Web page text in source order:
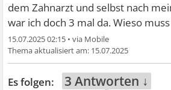
dem Zahnarzt und selbst nach
war ich doch 3 mal da. Wieso muss
15.07.2025 02:15 •
15.07.2025
3 Antworten ↓